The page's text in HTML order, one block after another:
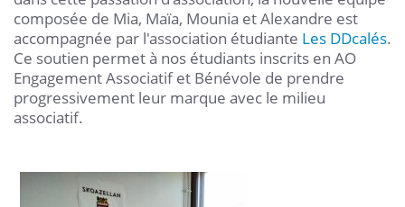
composée de Mia, Maïa, Mounia et Alexandre est
accompagnée par l'association étudiante Les DDcalés.
Ce soutien permet à nos étudiants inscrits en AO
Engagement Associatif et Bénévole de prendre
progressivement leur marque avec le milieu
associatif.